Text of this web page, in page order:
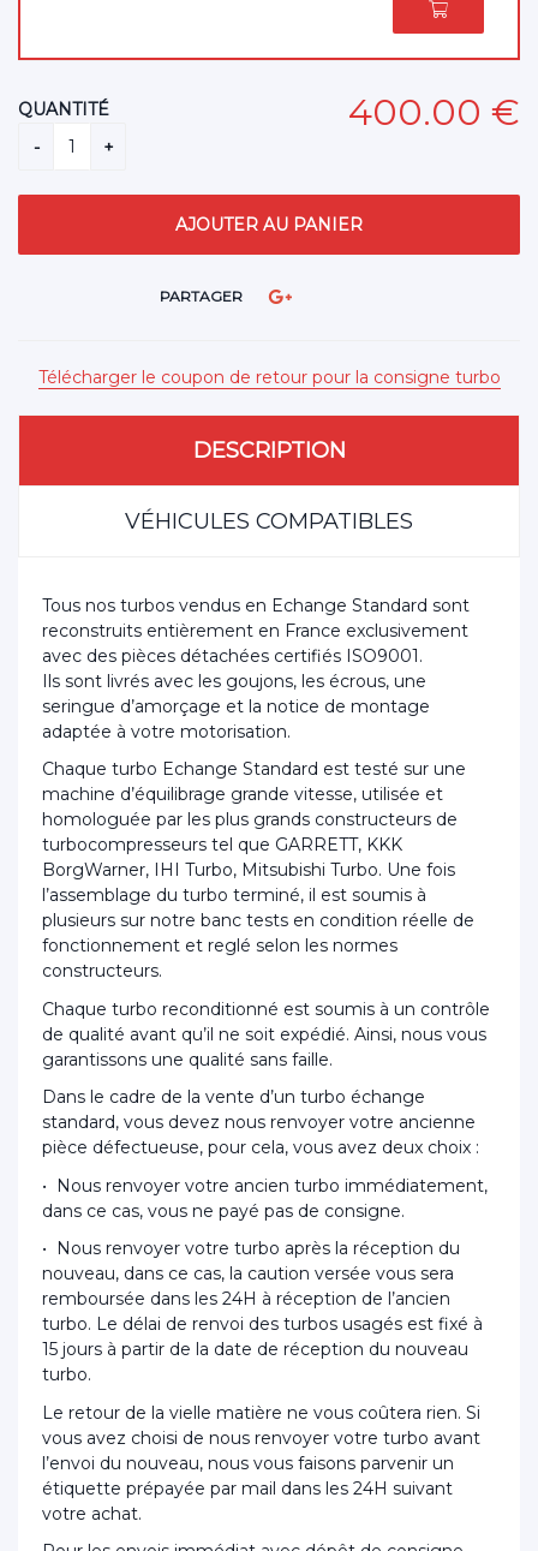
400.00 €
QUANTITÉ
PARTAGER
Télécharger le coupon de retour pour la consigne turbo
DESCRIPTION
VÉHICULES COMPATIBLES
Tous nos turbos vendus en Echange Standard sont
reconstruits entièrement en France exclusivement
avec des pièces détachées certifiés ISO9001.
Ils sont livrés avec les goujons, les écrous, une
seringue d’amorçage et la notice de montage
adaptée à votre motorisation.
Chaque turbo Echange Standard est testé sur une
machine d’équilibrage grande vitesse, utilisée et
homologuée par les plus grands constructeurs de
turbocompresseurs tel que GARRETT, KKK
BorgWarner, IHI Turbo, Mitsubishi Turbo. Une fois
l’assemblage du turbo terminé, il est soumis à
plusieurs sur notre banc tests en condition réelle de
fonctionnement et reglé selon les normes
constructeurs.
Chaque turbo reconditionné est soumis à un contrôle
de qualité avant qu’il ne soit expédié. Ainsi, nous vous
garantissons une qualité sans faille.
Dans le cadre de la vente d’un turbo échange
standard, vous devez nous renvoyer votre ancienne
pièce défectueuse, pour cela, vous avez deux choix :
• Nous renvoyer votre ancien turbo immédiatement,
dans ce cas, vous ne payé pas de consigne.
• Nous renvoyer votre turbo après la réception du
nouveau, dans ce cas, la caution versée vous sera
remboursée dans les 24H à réception de l’ancien
turbo. Le délai de renvoi des turbos usagés est fixé à
15 jours à partir de la date de réception du nouveau
turbo.
Le retour de la vielle matière ne vous coûtera rien. Si
vous avez choisi de nous renvoyer votre turbo avant
l’envoi du nouveau, nous vous faisons parvenir un
étiquette prépayée par mail dans les 24H suivant
votre achat.